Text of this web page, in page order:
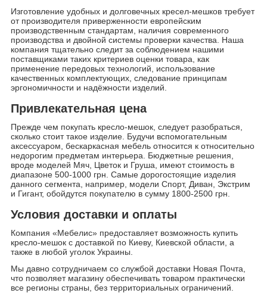
Изготовление удобных и долговечных кресел-мешков требует
от производителя приверженности европейским
производственным стандартам, наличия современного
производства и двойной системы проверки качества. Наша
компания тщательно следит за соблюдением нашими
поставщиками таких критериев оценки товара, как
применение передовых технологий, использование
качественных комплектующих, следование принципам
эргономичности и надёжности изделий.
Привлекательная цена
Прежде чем покупать кресло-мешок, следует разобраться,
сколько стоит такое изделие. Будучи вспомогательным
аксессуаром, бескаркасная мебель относится к относительно
недорогим предметам интерьера. Бюджетные решения,
вроде моделей Мяч, Цветок и Груша, имеют стоимость в
диапазоне 500-1000 грн. Самые дорогостоящие изделия
данного сегмента, например, модели Спорт, Диван, Экстрим
и Гигант, обойдутся покупателю в сумму 1800-2500 грн.
Условия доставки и оплаты
Компания «Мебелис» предоставляет возможность купить
кресло-мешок с доставкой по Киеву, Киевской области, а
также в любой уголок Украины.
Мы давно сотрудничаем со службой доставки Новая Почта,
что позволяет магазину обеспечивать товаром практически
все регионы страны, без территориальных ограничений.